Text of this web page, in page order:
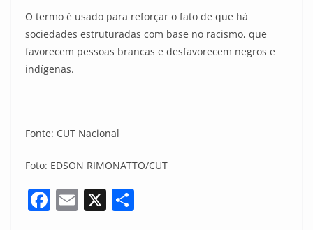
O termo é usado para reforçar o fato de que há
sociedades estruturadas com base no racismo, que
favorecem pessoas brancas e desfavorecem negros e
indígenas.
Fonte: CUT Nacional
Foto: EDSON RIMONATTO/CUT
F E X